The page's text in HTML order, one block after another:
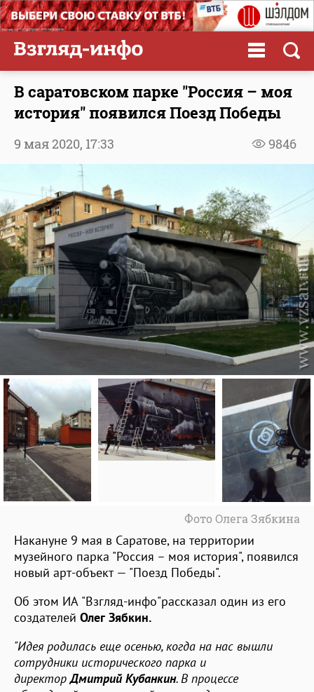
В саратовском парке "Россия – моя
история" появился Поезд Победы
9846
9 мая 2020, 17:33
Фото Олега Зябкина
Накануне 9 мая в Саратове, на территории
музейного парка "Россия – моя история", появился
новый арт-объект — "Поезд Победы".
Об этом ИА "Взгляд-инфо"рассказал один из его
создателей Олег Зябкин.
"Идея родилась еще осенью, когда на нас вышли
сотрудники исторического парка и
директорДмитрий Кубанкин. В процессе